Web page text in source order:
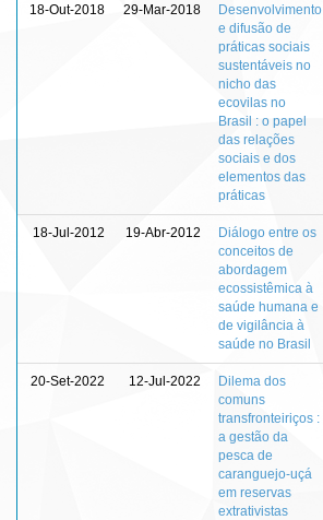
18-Out-2018 29-Mar-2018
Desenvolvimento
e difusão de
práticas sociais
sustentáveis no
nicho das
ecovilas no
Brasil : o papel
das relações
sociais e dos
elementos das
práticas
18-Jul-2012 19-Abr-2012
Diálogo entre os
conceitos de
abordagem
ecossistêmica à
saúde humana e
de vigilância à
saúde no Brasil
20-Set-2022 12-Jul-2022
Dilema dos
comuns
transfronteiriços :
a gestão da
pesca de
caranguejo-uçá
em reservas
extrativistas